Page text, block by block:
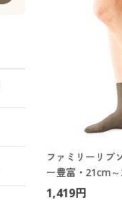
ファミリーリブ
ー豊富・21cm
丈)
1,419円